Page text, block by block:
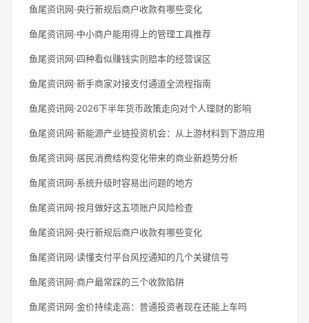
鱼尾资讯网·央行新规后商户收款有哪些变化
鱼尾资讯网·中小商户能用得上的管理工具推荐
鱼尾资讯网·四种看似赚钱实则赔本的经营误区
鱼尾资讯网·新手商家对接支付通道全流程指南
鱼尾资讯网·2026下半年货币政策走向对个人理财的影响
鱼尾资讯网·新能源产业链投资机会：从上游材料到下游应用
鱼尾资讯网·居民消费结构变化带来的商业新趋势分析
鱼尾资讯网·系统升级时容易出问题的地方
鱼尾资讯网·按月做好这五项账户风险检查
鱼尾资讯网·央行新规后商户收款有哪些变化
鱼尾资讯网·读懂支付平台风控通知的几个关键信号
鱼尾资讯网·商户最常踩的三个收款陷阱
鱼尾资讯网·金价持续走高：普通投资者现在还能上车吗